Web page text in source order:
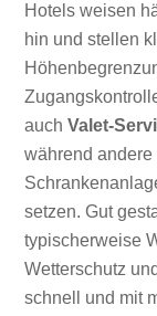
Hotels weisen
hin und stellen
auchValet-
während
setzen. Gut
typischerweise
Wetterschutz
schnell und mit